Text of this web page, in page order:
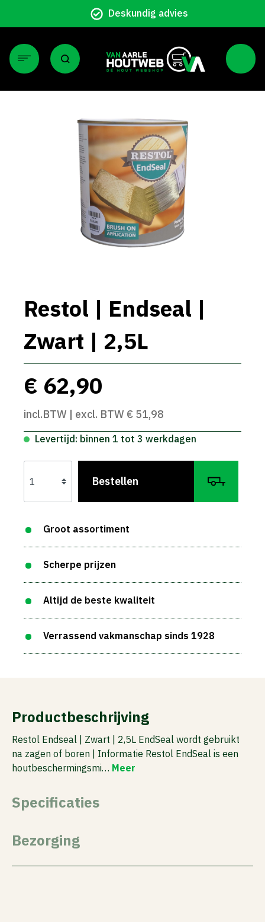
Deskundig advies
Restol | Endseal |
Zwart | 2,5L
€ 62,90
incl.BTW | excl. BTW € 51,98
Levertijd: binnen 1 tot 3 werkdagen
Bestellen
Groot assortiment
Scherpe prijzen
Altijd de beste kwaliteit
Verrassend vakmanschap sinds 1928
Productbeschrijving
Restol Endseal | Zwart | 2,5L EndSeal wordt gebruikt
na zagen of boren | Informatie Restol EndSeal is een
houtbeschermingsmi… Meer
Specificaties
Bezorging